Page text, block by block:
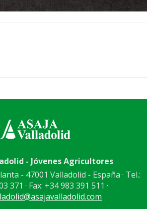
- Jóvenes Agricultores
- 47001 Valladolid - España · Tel.:
371 · Fax: +34 983 391 511 ·